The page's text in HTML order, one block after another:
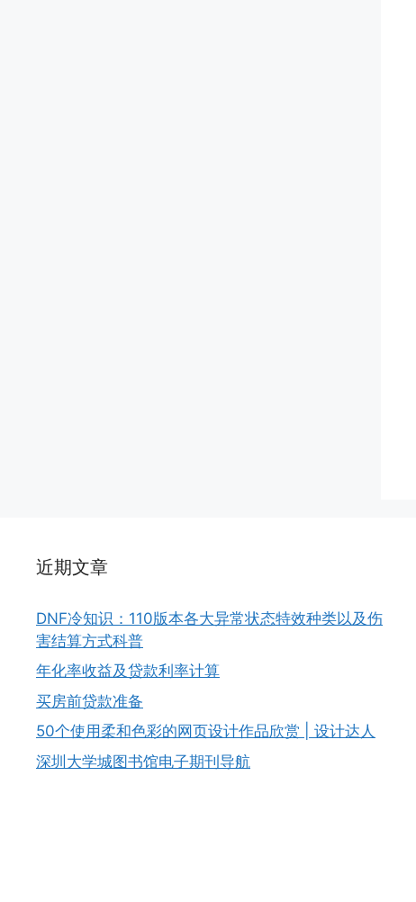
近期文章
DNF冷知识：110版本各大异常状态特效种类以及伤
害结算方式科普
年化率收益及贷款利率计算
买房前贷款准备
50个使用柔和色彩的网页设计作品欣赏 | 设计达人
深圳大学城图书馆电子期刊导航